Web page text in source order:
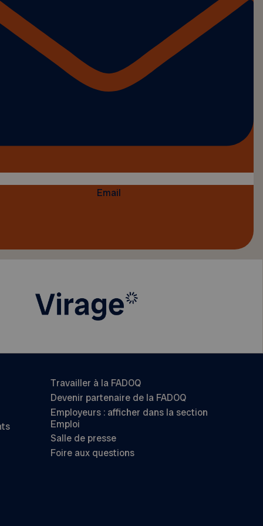
Email
Travailler à la FADOQ
Devenir partenaire de la FADOQ
Employeurs : afficher dans la section
Emploi
Salle de presse
Foire aux questions